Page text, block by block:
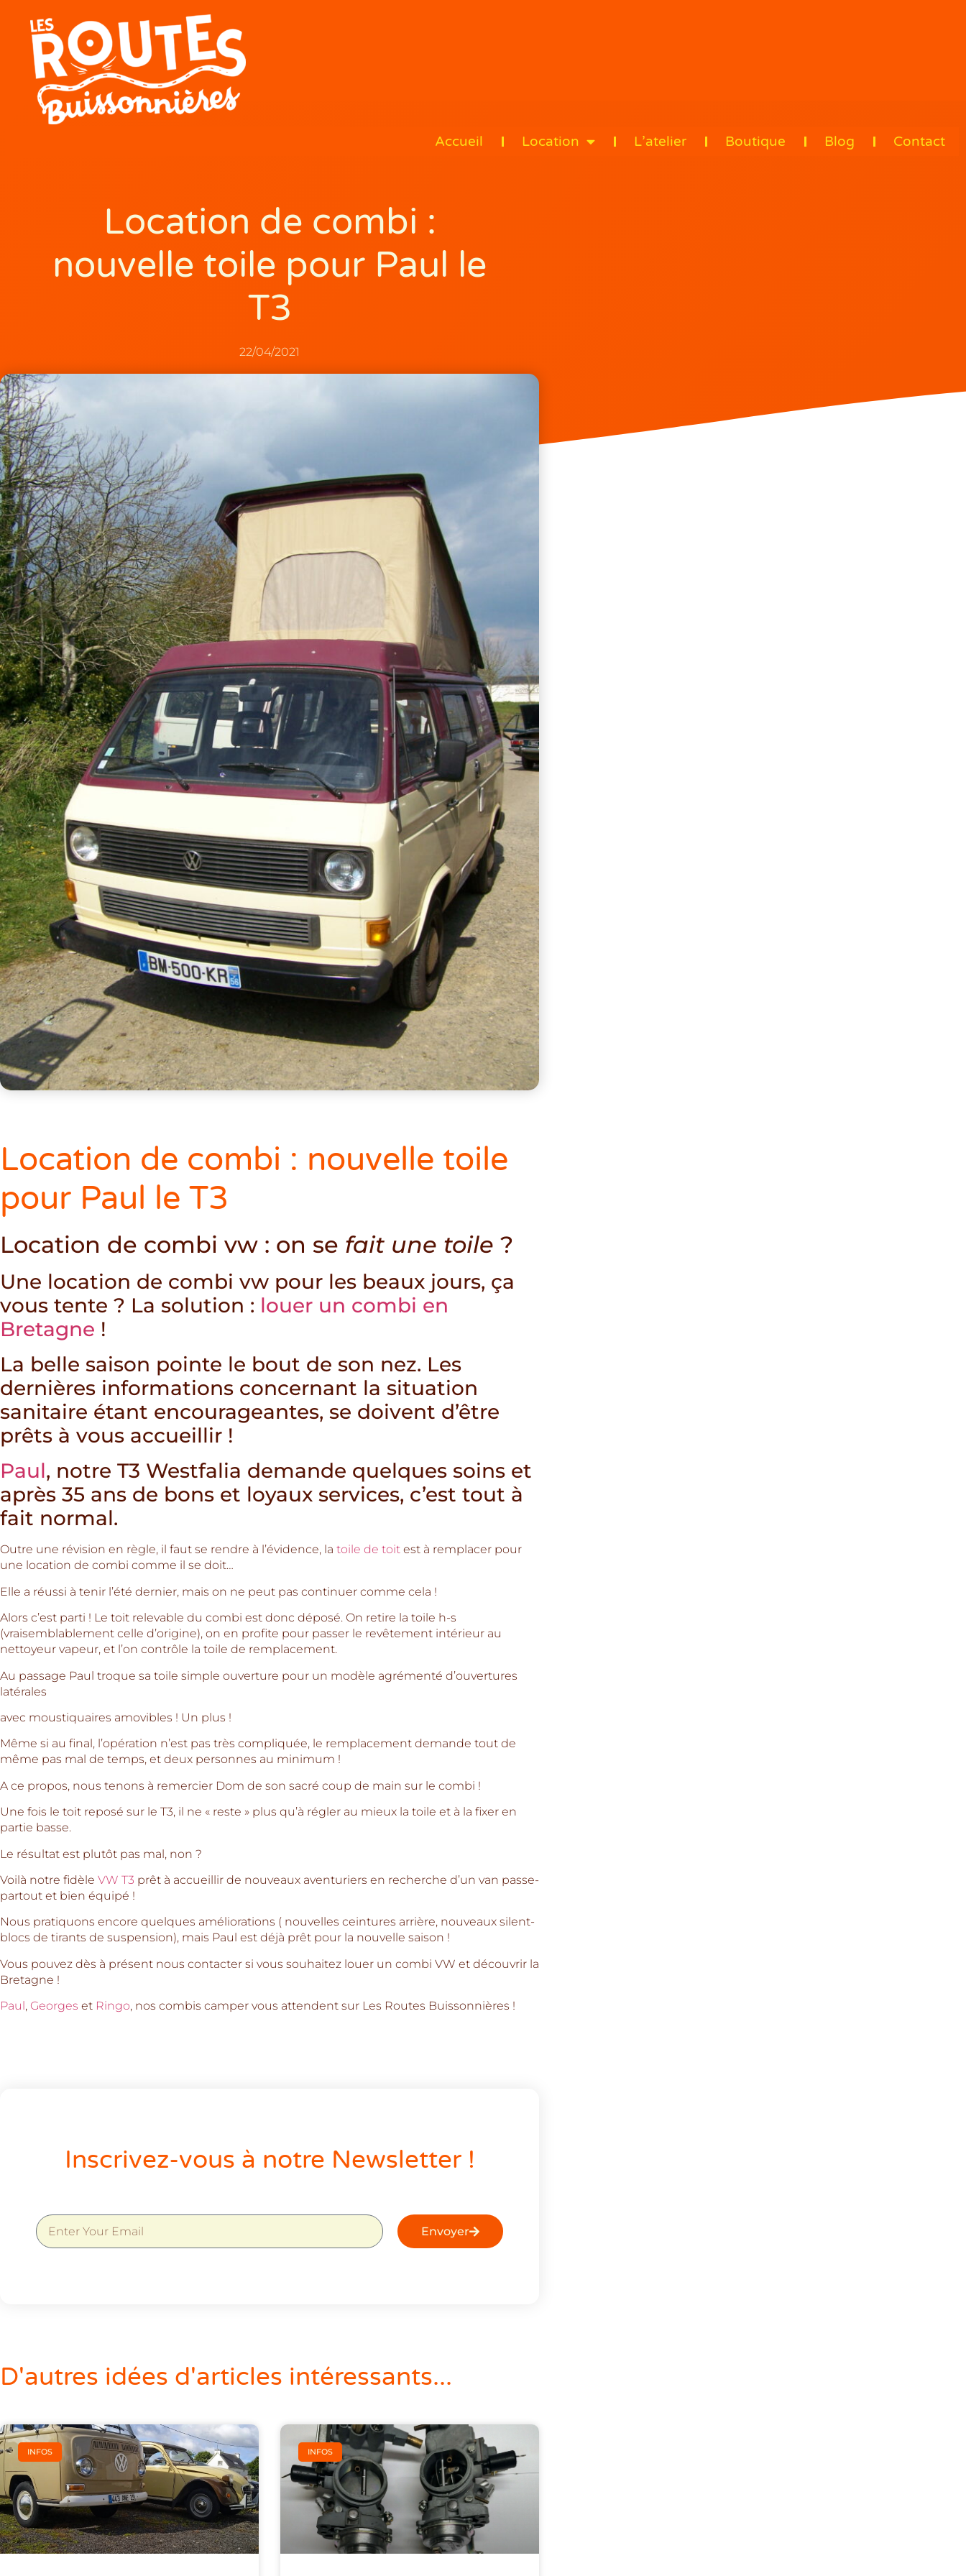
Accueil Location L’atelier Boutique Blog Contact
Location de combi :
nouvelle toile pour Paul le
T3
22/04/2021
Location de combi : nouvelle toile
pour Paul le T3
Location de combi vw : on se fait une toile ?
Une location de combi vw pour les beaux jours, ça
vous tente ? La solution : louer un combi en
Bretagne !
La belle saison pointe le bout de son nez. Les
dernières informations concernant la situation
sanitaire étant encourageantes, se doivent d’être
prêts à vous accueillir !
Paul, notre T3 Westfalia demande quelques soins et
après 35 ans de bons et loyaux services, c’est tout à
fait normal.
Outre une révision en règle, il faut se rendre à l’évidence, la toile de toit est à remplacer pour
une location de combi comme il se doit…
Elle a réussi à tenir l’été dernier, mais on ne peut pas continuer comme cela !
Alors c’est parti ! Le toit relevable du combi est donc déposé. On retire la toile h-s
(vraisemblablement celle d’origine), on en profite pour passer le revêtement intérieur au
nettoyeur vapeur, et l’on contrôle la toile de remplacement.
Au passage Paul troque sa toile simple ouverture pour un modèle agrémenté d’ouvertures
latérales
avec moustiquaires amovibles ! Un plus !
Même si au final, l’opération n’est pas très compliquée, le remplacement demande tout de
même pas mal de temps, et deux personnes au minimum !
A ce propos, nous tenons à remercier Dom de son sacré coup de main sur le combi !
Une fois le toit reposé sur le T3, il ne « reste » plus qu’à régler au mieux la toile et à la fixer en
partie basse.
Le résultat est plutôt pas mal, non ?
Voilà notre fidèle VW T3 prêt à accueillir de nouveaux aventuriers en recherche d’un van passe-
partout et bien équipé !
Nous pratiquons encore quelques améliorations ( nouvelles ceintures arrière, nouveaux silent-
blocs de tirants de suspension), mais Paul est déjà prêt pour la nouvelle saison !
Vous pouvez dès à présent nous contacter si vous souhaitez louer un combi VW et découvrir la
Bretagne !
Paul, Georges et Ringo, nos combis camper vous attendent sur Les Routes Buissonnières !
Inscrivez-vous à notre Newsletter !
Envoyer
D'autres idées d'articles intéressants...
INFOS INFOS